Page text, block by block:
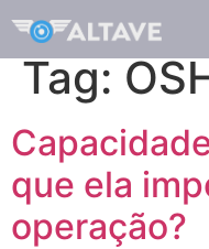
Tag:
que ela
operação?